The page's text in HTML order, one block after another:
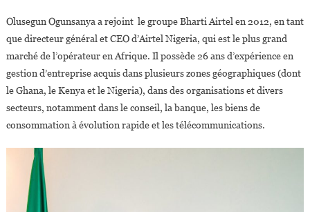
Olusegun Ogunsanya a rejoint le groupe Bharti Airtel en 2012, en tant
que directeur général et CEO d’Airtel Nigeria, qui est le plus grand
marché de l’opérateur en Afrique. Il possède 26 ans d’expérience en
gestion d’entreprise acquis dans plusieurs zones géographiques (dont
le Ghana, le Kenya et le Nigeria), dans des organisations et divers
secteurs, notamment dans le conseil, la banque, les biens de
consommation à évolution rapide et les télécommunications.